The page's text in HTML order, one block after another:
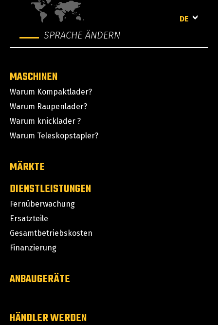
SPRACHE ÄNDERN
DE
MASCHINEN
Warum Kompaktlader?
Warum Raupenlader?
Warum knicklader ?
Warum Teleskopstapler?
MÄRKTE
DIENSTLEISTUNGEN
Fernüberwachung
Ersatzteile
Gesamtbetriebskosten
Finanzierung
ANBAUGERÄTE
HÄNDLER WERDEN